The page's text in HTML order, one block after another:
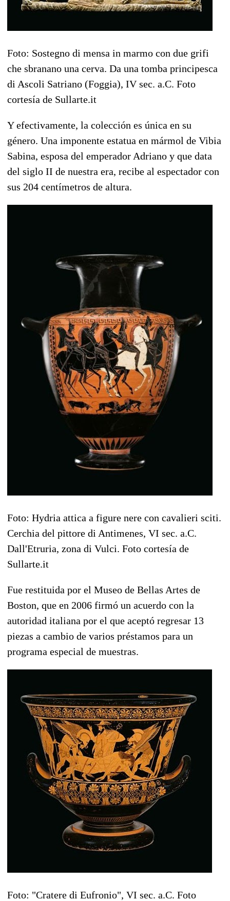
Foto: Sostegno di mensa in marmo con due grifi
che sbranano una cerva. Da una tomba principesca
di Ascoli Satriano (Foggia), IV sec. a.C. Foto
cortesía de Sullarte.it
Y efectivamente, la colección es única en su
género. Una imponente estatua en mármol de Vibia
Sabina, esposa del emperador Adriano y que data
del siglo II de nuestra era, recibe al espectador con
sus 204 centímetros de altura.
Foto: Hydria attica a figure nere con cavalieri sciti.
Cerchia del pittore di Antimenes, VI sec. a.C.
Dall'Etruria, zona di Vulci. Foto cortesía de
Sullarte.it
Fue restituida por el Museo de Bellas Artes de
Boston, que en 2006 firmó un acuerdo con la
autoridad italiana por el que aceptó regresar 13
piezas a cambio de varios préstamos para un
programa especial de muestras.
Foto: "Cratere di Eufronio", VI sec. a.C. Foto